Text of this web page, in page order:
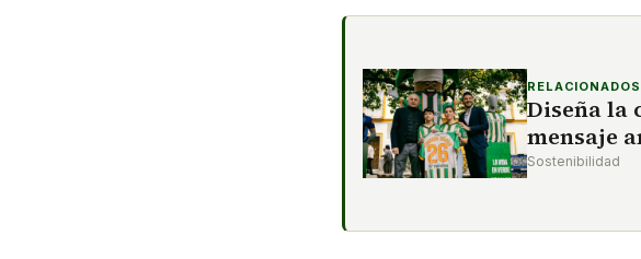
RELACIONADOS
Diseña la
mensaje
Sostenibilidad